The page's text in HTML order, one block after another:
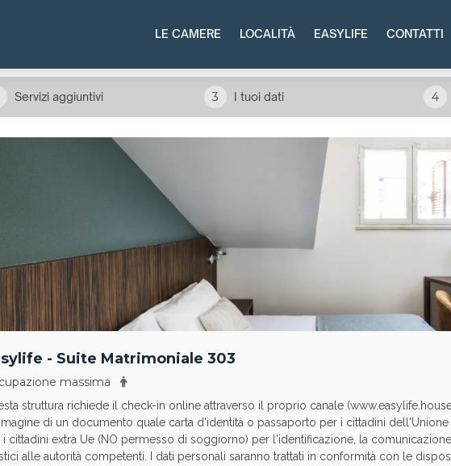
LE CAMERE LOCALITÀ EASYLIFE CONTATTI
Servizi aggiuntivi 3 I tuoi dati 4
- Suite Matrimoniale 303
massima
struttura richiede il check-in online attraverso il proprio canale
di un documento quale carta d'identità o passaporto per i cittadini dell'Unione
i cittadini extra Ue (NO permesso di soggiorno) per l'identificazione, la
alle autorità competenti. I dati personali saranno trattati in conformità con le